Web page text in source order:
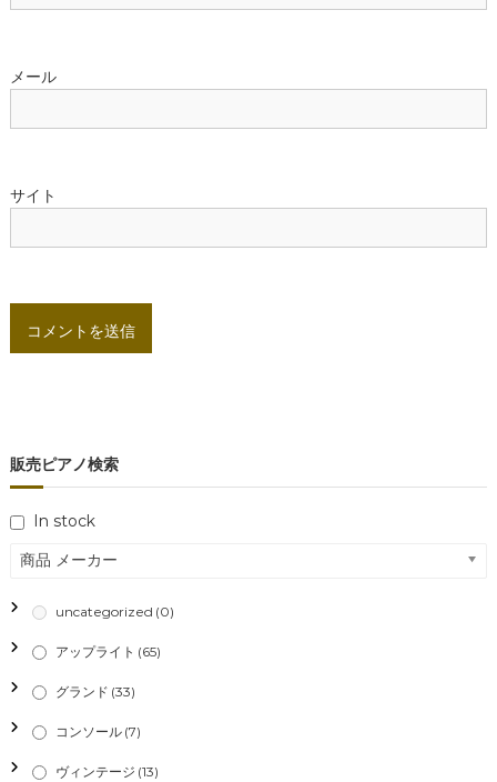
メール
サイト
販売ピアノ検索
In stock
商品 メーカー
uncategorized (0)
アップライト (65)
グランド (33)
コンソール (7)
ヴィンテージ (13)